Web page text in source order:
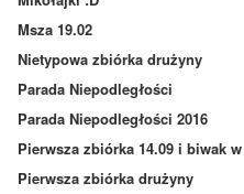
Msza 19.02
Nietypowa zbiórka drużyny
Parada Niepodległości
Parada Niepodległości 2016
Pierwsza zbiórka 14.09 i biwak
Pierwsza zbiórka drużyny